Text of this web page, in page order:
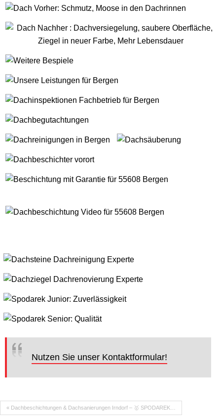
Nutzen Sie unser Kontaktformular!
« Dachbeschichtungen & Dachsanierungen Irndorf – 🥇 SPODAREK…